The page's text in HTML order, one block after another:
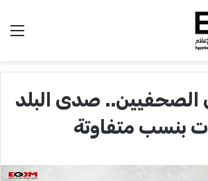
صدى البلد
بنسب متفاوتة